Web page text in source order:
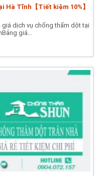
Tĩnh【Tiết kiệm 10%】
dịch vụ chống thấm dột tại
giá...